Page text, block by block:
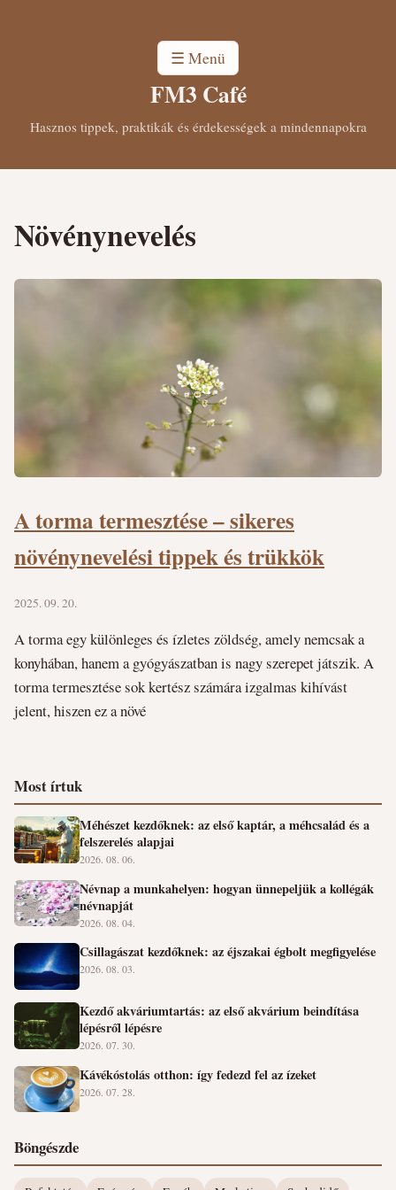
☰ Menü
FM3 Café
Hasznos tippek, praktikák és érdekességek a mindennapokra
Növénynevelés
A torma termesztése – sikeres
növénynevelési tippek és trükkök
2025. 09. 20.
A torma egy különleges és ízletes zöldség, amely nemcsak a
konyhában, hanem a gyógyászatban is nagy szerepet játszik. A
torma termesztése sok kertész számára izgalmas kihívást
jelent, hiszen ez a növé
Most írtuk
Méhészet kezdőknek: az első kaptár, a méhcsalád és a
felszerelés alapjai
2026. 08. 06.
Névnap a munkahelyen: hogyan ünnepeljük a kollégák
névnapját
2026. 08. 04.
Csillagászat kezdőknek: az éjszakai égbolt megfigyelése
2026. 08. 03.
Kezdő akváriumtartás: az első akvárium beindítása
lépésről lépésre
2026. 07. 30.
Kávékóstolás otthon: így fedezd fel az ízeket
2026. 07. 28.
Böngészde